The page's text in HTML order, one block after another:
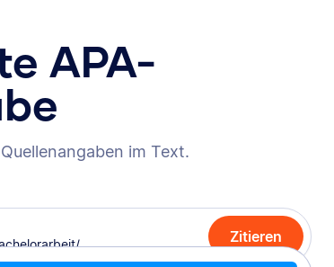
APA-
im Text.
Zitieren